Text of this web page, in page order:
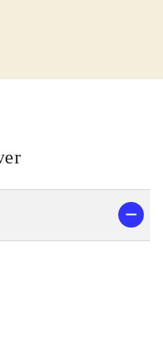
i det
fra
kan
Demon